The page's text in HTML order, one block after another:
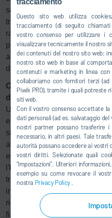
Questo sito web utilizza
tracciamento (di seguito chiamati
vostro consenso per utilizzare i
visualizzare tecnicamente il nostro
dei contenuti del nostro sito web;
nostro sito web in base al
contenuti e marketing in linea
collaboriamo con fornitori terzi (ad
Piwik PRO), tramite i quali potreste
siti web.
Con il vostro consenso accettate
dati personali (ad es. salvataggio
nostri partner possano trasferire
necessario, in altri paesi. Tale
autorità possano accedere ai vostri
vostri diritti. Selezionate quali
“Impostazioni”. Ulteriori
esempio su come revocare il
nostra Privacy Policy.
scocche dall'interno verso
traduce in un riscaldamento e
raggiungendo i componenti
pannelli sottoporta delle
ai sistemi convenzionali,
delle scocche del 30%".
Concetto di pacchetto
depurazione dell'aria di
Un altro elemento
emissioni di CO2 è il
sistema anch’esso elettrico di
atmosferico. Dürr è l'unico
ed offre un sistema integrato
l' EcoInCure con un Oxi.X.RV,
trattamento dell'aria di scarico
inquinata utilizzando il
rigenerativa (RTO –
fiamma libera. A differenza dei